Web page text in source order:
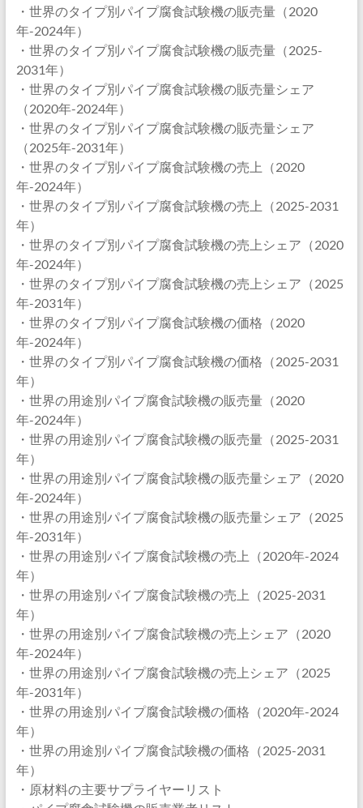
・世界のタイプ別パイプ腐食試験機の販売量（2020
年-2024年）
・世界のタイプ別パイプ腐食試験機の販売量（2025-
2031年）
・世界のタイプ別パイプ腐食試験機の販売量シェア
（2020年-2024年）
・世界のタイプ別パイプ腐食試験機の販売量シェア
（2025年-2031年）
・世界のタイプ別パイプ腐食試験機の売上（2020
年-2024年）
・世界のタイプ別パイプ腐食試験機の売上（2025-2031
年）
・世界のタイプ別パイプ腐食試験機の売上シェア（2020
年-2024年）
・世界のタイプ別パイプ腐食試験機の売上シェア（2025
年-2031年）
・世界のタイプ別パイプ腐食試験機の価格（2020
年-2024年）
・世界のタイプ別パイプ腐食試験機の価格（2025-2031
年）
・世界の用途別パイプ腐食試験機の販売量（2020
年-2024年）
・世界の用途別パイプ腐食試験機の販売量（2025-2031
年）
・世界の用途別パイプ腐食試験機の販売量シェア（2020
年-2024年）
・世界の用途別パイプ腐食試験機の販売量シェア（2025
年-2031年）
・世界の用途別パイプ腐食試験機の売上（2020年-2024
年）
・世界の用途別パイプ腐食試験機の売上（2025-2031
年）
・世界の用途別パイプ腐食試験機の売上シェア（2020
年-2024年）
・世界の用途別パイプ腐食試験機の売上シェア（2025
年-2031年）
・世界の用途別パイプ腐食試験機の価格（2020年-2024
年）
・世界の用途別パイプ腐食試験機の価格（2025-2031
年）
・原材料の主要サプライヤーリスト